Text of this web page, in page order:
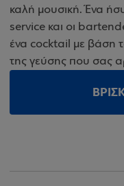
καλή μουσική. Ένα
service και οι
ένα cocktail με βάση
της γεύσης που σας